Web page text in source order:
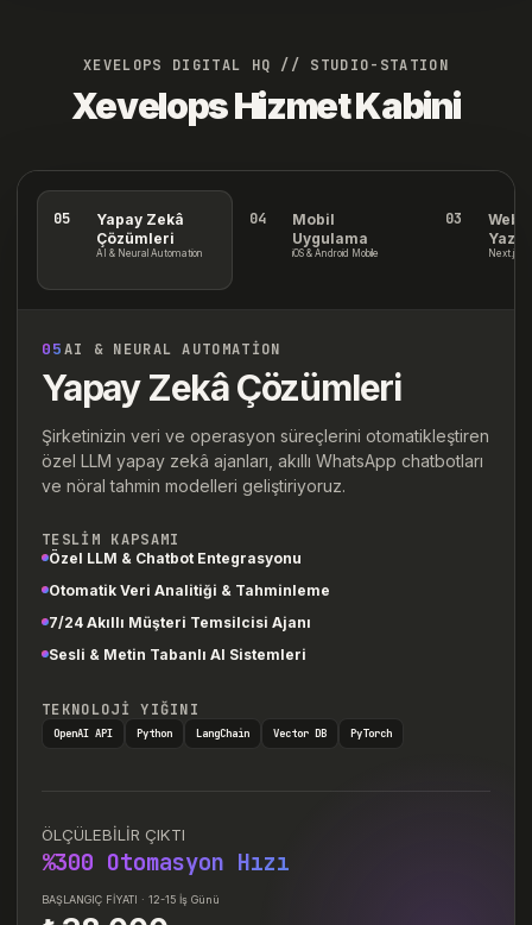
XEVELOPS DIGITAL HQ // STUDIO-STATION
Xevelops Hizmet Kabini
05
Yapay Zekâ
Çözümleri
AI & Neural Automation
04
Mobil
Uygulama
iOS & Android Mobile
03
Web
Next.js
05AI & NEURAL AUTOMATION
Yapay Zekâ Çözümleri
Şirketinizin veri ve operasyon süreçlerini otomatikleştiren
özel LLM yapay zekâ ajanları, akıllı WhatsApp chatbotları
ve nöral tahmin modelleri geliştiriyoruz.
TESLİM KAPSAMI
Özel LLM & Chatbot Entegrasyonu
Otomatik Veri Analitiği & Tahminleme
7/24 Akıllı Müşteri Temsilcisi Ajanı
Sesli & Metin Tabanlı AI Sistemleri
TEKNOLOJİ YIĞINI
OpenAI API Python LangChain Vector DB PyTorch
ÖLÇÜLEBİLİR ÇIKTI
%300 Otomasyon Hızı
BAŞLANGIÇ FİYATI · 12-15 İş Günü